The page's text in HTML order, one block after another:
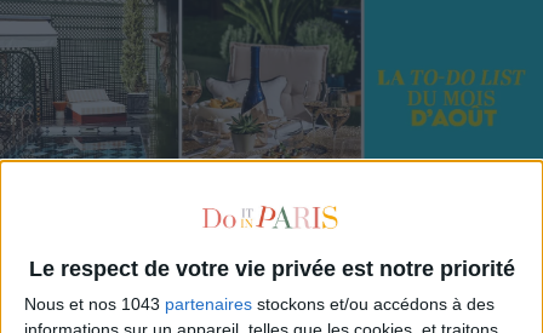
Le respect de votre vie privée est notre priorité
Nous et nos 1043 partenaires stockons et/ou accédons à des
TOUT CE QUE VOUS DEVEZ FAIRE À PARIS EN AOÛT